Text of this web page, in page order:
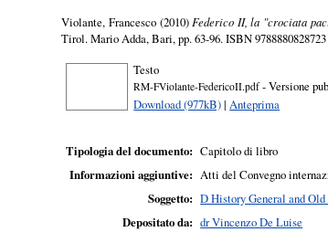
Violante, Francesco(2010)Federico II, la "crociata
Tirol. Mario Adda, Bari, pp. 63-96. ISBN 9788880828723
Testo
RM-FViolante-FedericoII.pdf- Versione
Download (977kB)| Anteprima
Tipologia del documento: Capitolo di libro
Informazioni aggiuntive: Atti del Convegno
Soggetto: D History General and
Depositato da: dr Vincenzo De Luise